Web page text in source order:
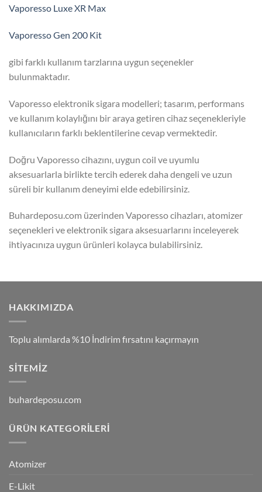
Vaporesso Luxe XR Max
Vaporesso Gen 200 Kit
gibi farklı kullanım tarzlarına uygun seçenekler
bulunmaktadır.
Vaporesso elektronik sigara modelleri; tasarım, performans
ve kullanım kolaylığını bir araya getiren cihaz seçenekleriyle
kullanıcıların farklı beklentilerine cevap vermektedir.
Doğru Vaporesso cihazını, uygun coil ve uyumlu
aksesuarlarla birlikte tercih ederek daha dengeli ve uzun
süreli bir kullanım deneyimi elde edebilirsiniz.
Buhardeposu.com üzerinden Vaporesso cihazları, atomizer
seçenekleri ve elektronik sigara aksesuarlarını inceleyerek
ihtiyacınıza uygun ürünleri kolayca bulabilirsiniz.
HAKKIMIZDA
Toplu alımlarda %10 İndirim fırsatını kaçırmayın
SITEMIZ
buhardeposu.com
ÜRÜN KATEGORILERI
Atomizer
E-Likit